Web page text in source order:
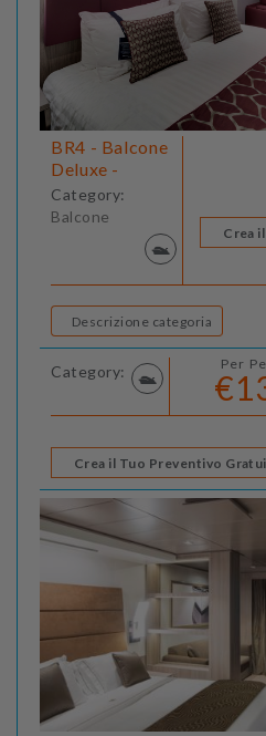
BR4 - Balcone
Deluxe -
Category:
Balcone
Crea
Descrizione categoria
Category: Per
Crea il Tuo Preventivo